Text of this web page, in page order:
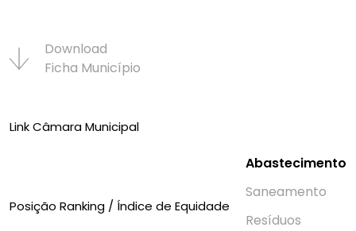
Download
Ficha Municí­pio
Link Câmara Municipal
Posição Ranking / Índice de Equidade
Abastecimento
Saneamento
Resí­duos